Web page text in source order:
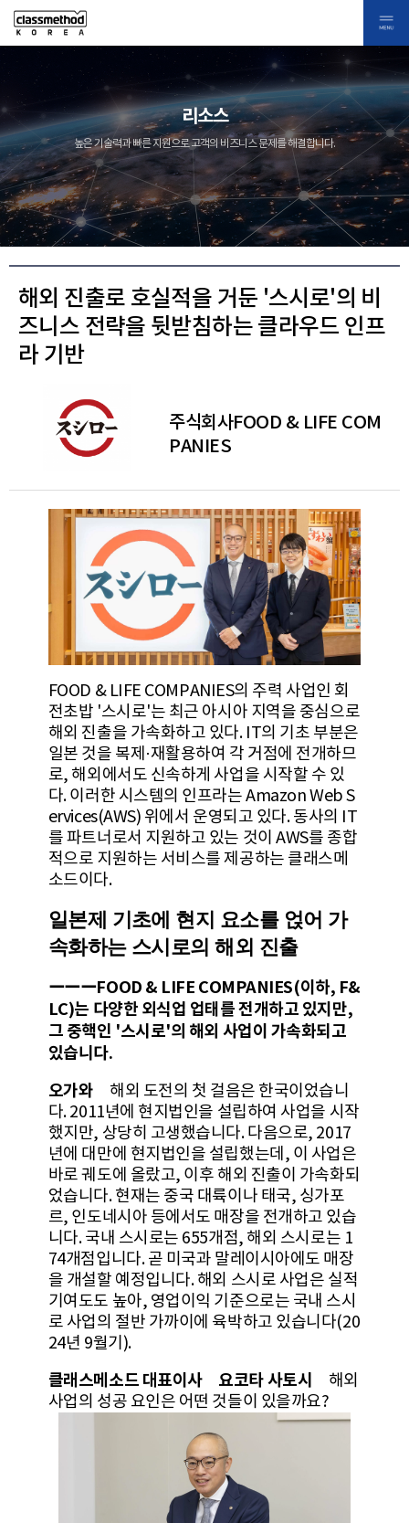
리소스
높은 기술력과 빠른 지원으로 고객의 비즈니스 문제를 해결합니다.
해외 진출로 호실적을 거둔 '스시로'의 비
즈니스 전략을 뒷받침하는 클라우드 인프
라 기반
주식회사FOOD & LIFE COM
PANIES
FOOD & LIFE COMPANIES의 주력 사업인 회
전초밥 '스시로'는 최근 아시아 지역을 중심으로
해외 진출을 가속화하고 있다. IT의 기초 부분은
일본 것을 복제·재활용하여 각 거점에 전개하므
로, 해외에서도 신속하게 사업을 시작할 수 있
다. 이러한 시스템의 인프라는 Amazon Web S
ervices(AWS) 위에서 운영되고 있다. 동사의 IT
를 파트너로서 지원하고 있는 것이 AWS를 종합
적으로 지원하는 서비스를 제공하는 클래스메
소드이다.
일본제 기초에 현지 요소를 얹어 가
속화하는 스시로의 해외 진출
ーーーFOOD & LIFE COMPANIES(이하, F&
LC)는 다양한 외식업 업태를 전개하고 있지만,
그 중핵인 '스시로'의 해외 사업이 가속화되고
있습니다.
오가와 해외 도전의 첫 걸음은 한국이었습니
다. 2011년에 현지법인을 설립하여 사업을 시작
했지만, 상당히 고생했습니다. 다음으로, 2017
년에 대만에 현지법인을 설립했는데, 이 사업은
바로 궤도에 올랐고, 이후 해외 진출이 가속화되
었습니다. 현재는 중국 대륙이나 태국, 싱가포
르, 인도네시아 등에서도 매장을 전개하고 있습
니다. 국내 스시로는 655개점, 해외 스시로는 1
74개점입니다. 곧 미국과 말레이시아에도 매장
을 개설할 예정입니다. 해외 스시로 사업은 실적
기여도도 높아, 영업이익 기준으로는 국내 스시
로 사업의 절반 가까이에 육박하고 있습니다(20
24년 9월기).
클래스메소드 대표이사 요코타 사토시
해외
사업의 성공 요인은 어떤 것들이 있을까요?